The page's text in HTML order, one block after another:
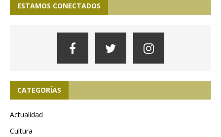
ESTAMOS CONECTADOS
CATEGORÍAS
Actualidad
Cultura